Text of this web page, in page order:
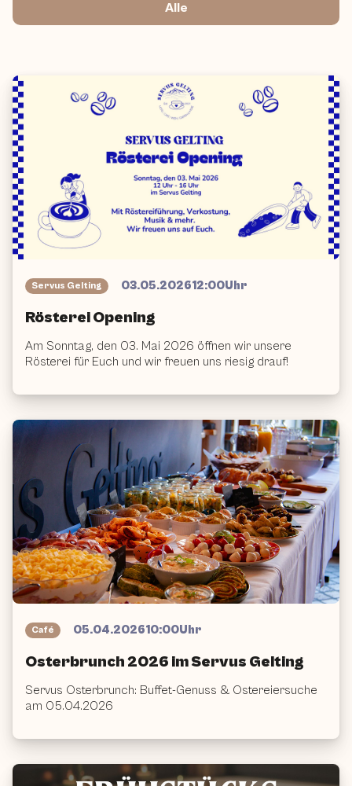
Alle
Event
Servus Gelting 03.05.202612:00Uhr
Rösterei Opening
Am Sonntag, den 03. Mai 2026 öffnen wir unsere
Rösterei für Euch und wir freuen uns riesig drauf!
Event
Café 05.04.202610:00Uhr
Osterbrunch 2026 im Servus Gelting
Servus Osterbrunch: Buffet-Genuss & Ostereiersuche
am 05.04.2026